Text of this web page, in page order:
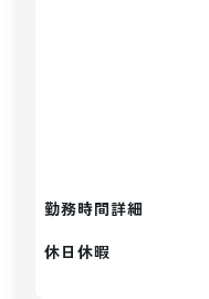
勤務時間詳細
休日休暇